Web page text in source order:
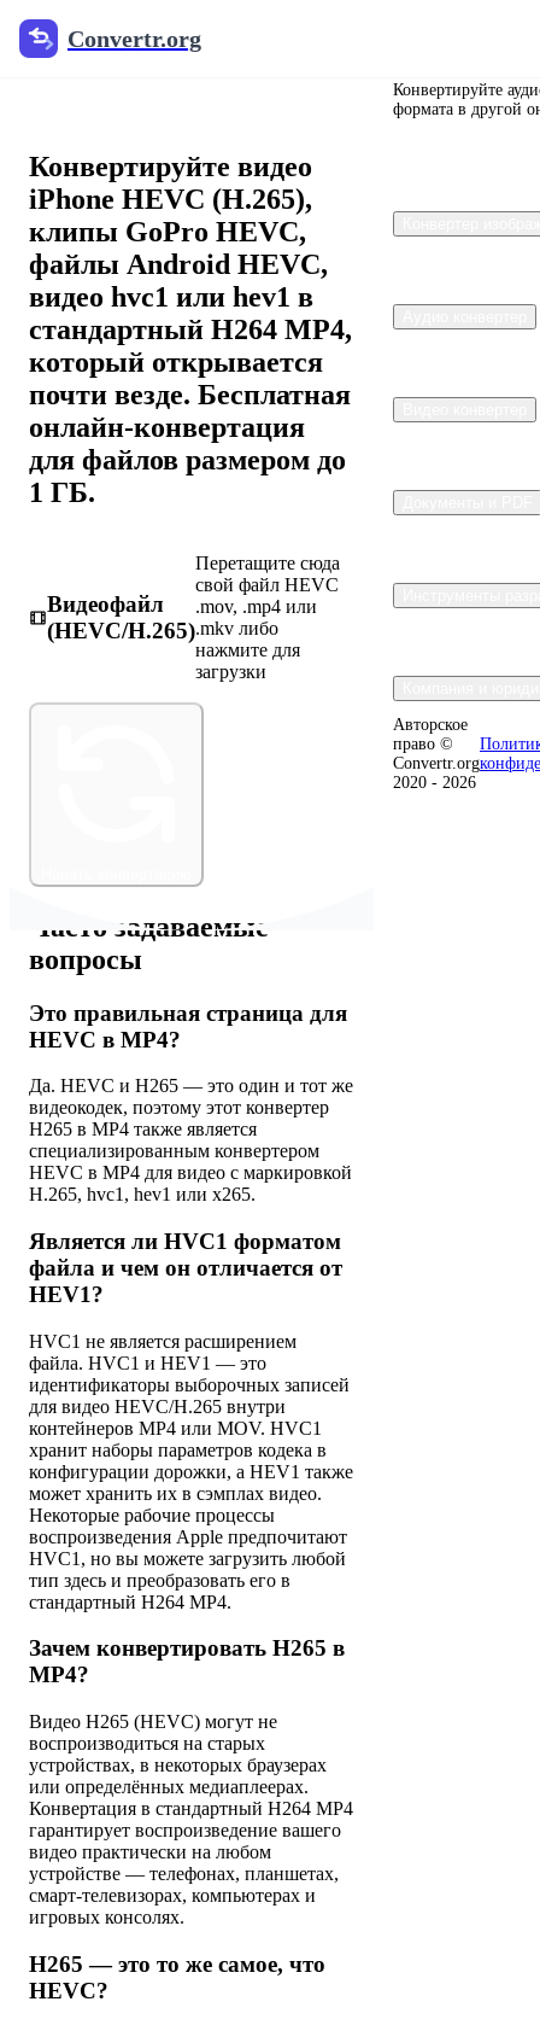
Convertr.org
Конвертер HEVC
Конвертируйте видео
iPhone HEVC (H.265),
клипы GoPro HEVC,
файлы Android HEVC,
видео hvc1 или hev1 в
стандартный H264 MP4,
который открывается
почти везде. Бесплатная
онлайн-конвертация
для файлов размером до
1 ГБ.
Видеофайл
(HEVC/H.265)
Перетащите сюда
свой файл HEVC
.mov, .mp4 или
.mkv либо
нажмите для
загрузки
Часто задаваемые
вопросы
Это правильная страница для
HEVC в MP4?
Да. HEVC и H265 — это один и тот же
видеокодек, поэтому этот конвертер
H265 в MP4 также является
специализированным конвертером
HEVC в MP4 для видео с маркировкой
H.265, hvc1, hev1 или x265.
Является ли HVC1 форматом
файла и чем он отличается от
HEV1?
HVC1 не является расширением
файла. HVC1 и HEV1 — это
идентификаторы выборочных записей
для видео HEVC/H.265 внутри
контейнеров MP4 или MOV. HVC1
хранит наборы параметров кодека в
конфигурации дорожки, а HEV1 также
может хранить их в сэмплах видео.
Некоторые рабочие процессы
воспроизведения Apple предпочитают
HVC1, но вы можете загрузить любой
тип здесь и преобразовать его в
стандартный H264 MP4.
Зачем конвертировать H265 в
MP4?
Видео H265 (HEVC) могут не
воспроизводиться на старых
устройствах, в некоторых браузерах
или определённых медиаплеерах.
Конвертация в стандартный H264 MP4
гарантирует воспроизведение вашего
видео практически на любом
устройстве — телефонах, планшетах,
смарт-телевизорах, компьютерах и
игровых консолях.
H265 — это то же самое, что
HEVC?
Конвертируйте
формата в другой
Авторское
право ©
Convertr.org
2020 - 2026